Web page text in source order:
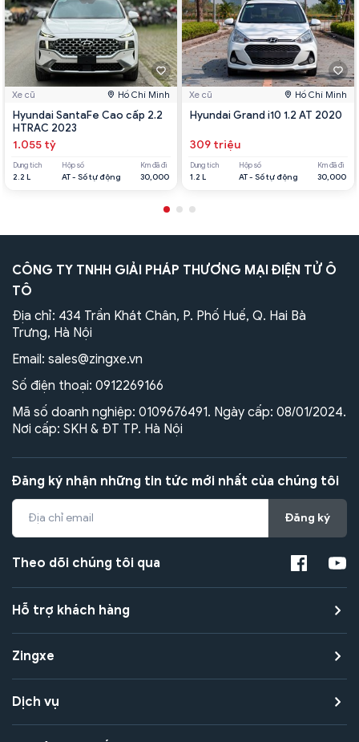
Xe cũ Hồ Chí Minh
Hyundai SantaFe Cao cấp 2.2
HTRAC 2023
1.055 tỷ
Dung tích
2.2 L
Hộp số
AT - Số tự động
Km đã đi
30,000
Xe cũ Hồ Chí Minh
Hyundai Grand i10 1.2 AT 2020
309 triệu
Dung tích
1.2 L
Hộp số
AT - Số tự động
Km đã đi
30,000
CÔNG TY TNHH GIẢI PHÁP THƯƠNG MẠI ĐIỆN TỬ Ô
TÔ
Địa chỉ: 434 Trần Khát Chân, P. Phố Huế, Q. Hai Bà
Trưng, Hà Nội
Email: sales@zingxe.vn
Số điện thoại: 0912269166
Mã số doanh nghiệp: 0109676491. Ngày cấp: 08/01/2024.
Nơi cấp: SKH & ĐT TP. Hà Nội
Đăng ký nhận những tin tức mới nhất của chúng tôi
Đăng ký
Theo dõi chúng tôi qua
Hỗ trợ khách hàng
Zingxe
Dịch vụ